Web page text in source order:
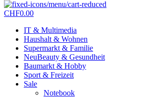
CHF0.00
IT & Multimedia
Haushalt & Wohnen
Supermarkt & Familie
NeuBeauty & Gesundheit
Baumarkt & Hobby
Sport & Freizeit
Sale
Notebook